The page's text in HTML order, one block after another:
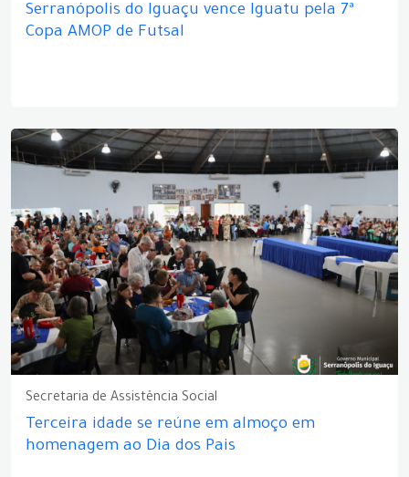
Serranópolis do Iguaçu vence Iguatu pela 7ª
Copa AMOP de Futsal
Secretaria de Assistência Social
Terceira idade se reúne em almoço em
homenagem ao Dia dos Pais